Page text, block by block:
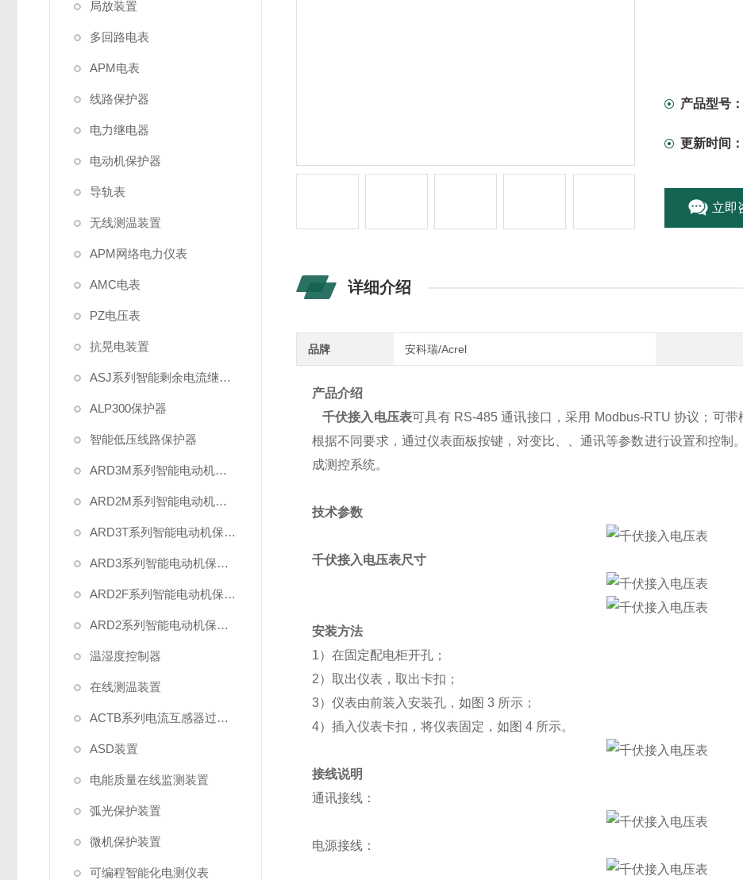
产品型号：
更新时间：
立即
详细介绍
品牌 安科瑞/Acrel
产品介绍
千伏接入电压表可具有 RS-485 通讯接口，采用 Modbus-RTU 协议；可带
根据不同要求，通过仪表面板按键，对变比、、通讯等参数进行设置和控制。
成测控系统。
技术参数
千伏接入电压表尺寸
安装方法
1）在固定配电柜开孔；
2）取出仪表，取出卡扣；
3）仪表由前装入安装孔，如图 3 所示；
4）插入仪表卡扣，将仪表固定，如图 4 所示。
接线说明
通讯接线：
电源接线：
局放装置
多回路电表
APM电表
线路保护器
电力继电器
电动机保护器
导轨表
无线测温装置
APM网络电力仪表
AMC电表
PZ电压表
抗晃电装置
ASJ系列智能剩余电流继电器
ALP300保护器
智能低压线路保护器
ARD3M系列智能电动机保护器
ARD2M系列智能电动机保护器
ARD3T系列智能电动机保护器
ARD3系列智能电动机保护器
ARD2F系列智能电动机保护器
ARD2系列智能电动机保护器
温湿度控制器
在线测温装置
ACTB系列电流互感器过电压保护器
ASD装置
电能质量在线监测装置
弧光保护装置
微机保护装置
可编程智能化电测仪表